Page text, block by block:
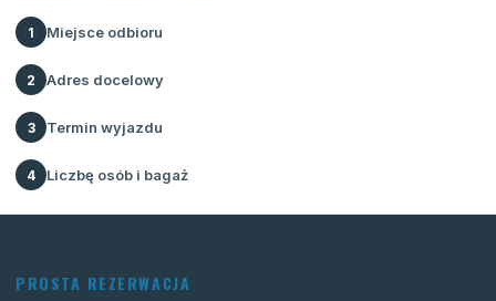
1 Miejsce odbioru
2 Adres docelowy
3 Termin wyjazdu
4 Liczbę osób i bagaż
PROSTA REZERWACJA